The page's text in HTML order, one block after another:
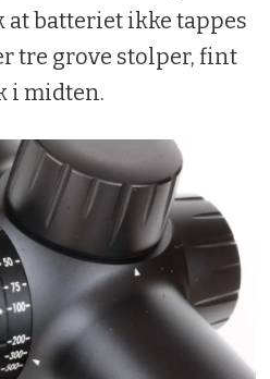
at batteriet ikke tappes
tre grove stolper, fint
i midten.